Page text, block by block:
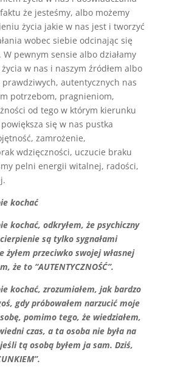
że jesteśmy, albo możemy
życia jakie w nas jest i tworzyć
wobec siebie odcinając się
pewnym sensie albo działamy
w nas i naszym źródłem albo
prawdziwych, autentycznych nas
potrzebom, pragnieniom,
od tego w którym kierunku
się w nas pustka
zamrożenie,
wdzięczności, uczucie braku
pelni energii witalnej, radości,
kochać
kochać, odkryłem, że psychiczny
są tylko sygnałami
żyłem przeciwko swojej własnej
że to “AUTENTYCZNOŚĆ”.
kochać, zrozumiałem, jak bardzo
gdy próbowałem narzucić moje
pomimo tego, że wiedziałem,
czas, a ta osoba nie była na
tą osobą byłem ja sam. Dziś,